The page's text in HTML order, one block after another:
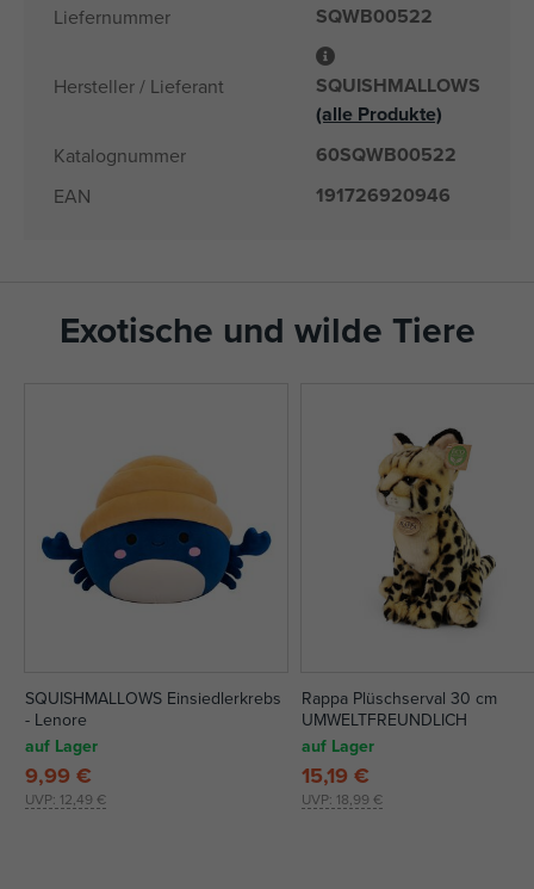
Liefernummer SQWB00522
Hersteller / Lieferant
SQUISHMALLOWS
(alle Produkte)
Katalognummer 60SQWB00522
EAN 191726920946
Exotische und wilde Tiere
SQUISHMALLOWS Einsiedlerkrebs
- Lenore
auf Lager
UVP: 12,49 €
9,99 €
Rappa Plüschserval 30 cm
UMWELTFREUNDLICH
auf Lager
UVP: 18,99 €
15,19 €